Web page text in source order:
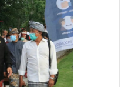
September)
COVID-
19
Bali